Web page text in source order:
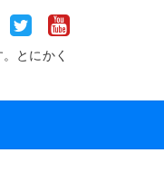
とにかく